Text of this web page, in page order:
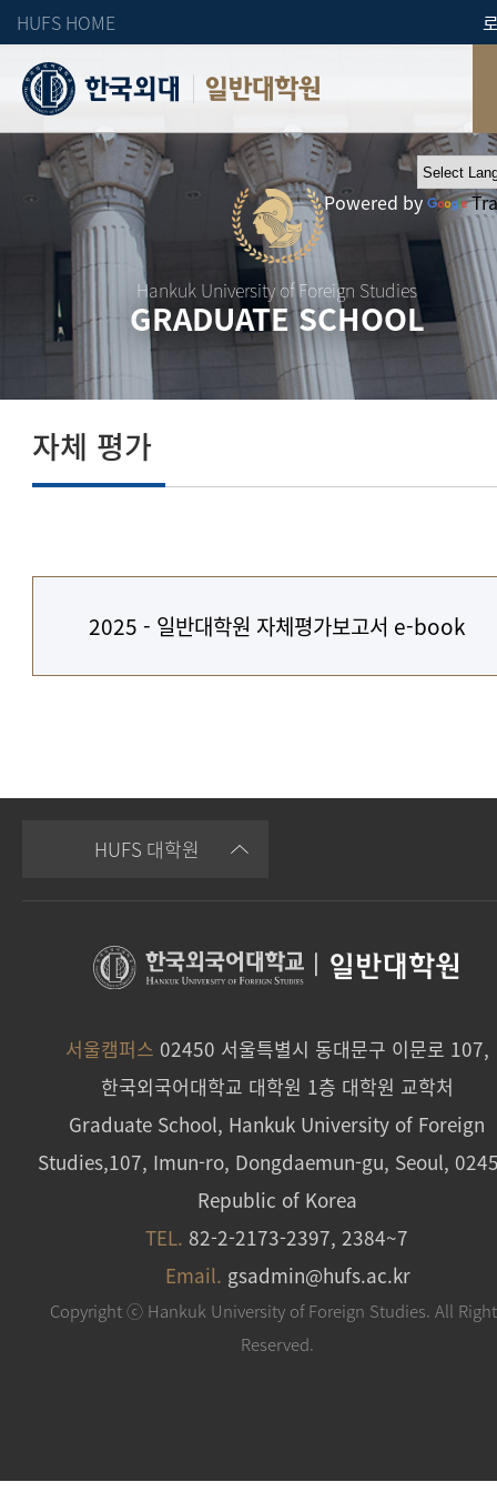
HUFS HOME
일반대학원
Hankuk University of Foreign Studies
GRADUATE SCHOOL
Powered by
자체 평가
2025 - 일반대학원 자체평가보고서 e-book
HUFS 대학원
일반대학원
서울캠퍼스 02450 서울특별시 동대문구 이문로 107,
한국외국어대학교 대학원 1층 대학원 교학처
Graduate School, Hankuk University of Foreign
Studies,107, Imun-ro, Dongdaemun-gu, Seoul,
Republic of Korea
TEL. 82-2-2173-2397, 2384~7
Email. gsadmin@hufs.ac.kr
Copyright ⓒ Hankuk University of Foreign Studies. All
Reserved.